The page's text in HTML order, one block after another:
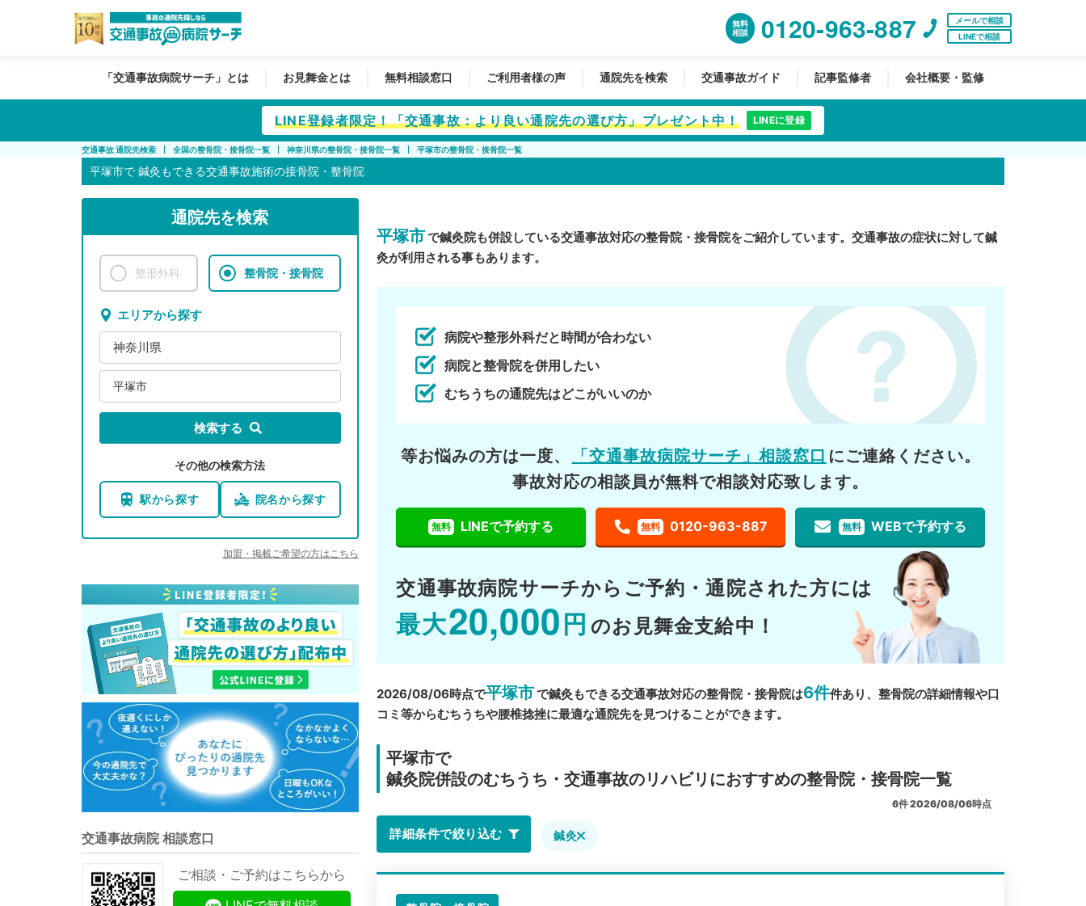
無料
相談
0120-963-887
メールで相談
LINEで相談
「交通事故病院サーチ」とは お見舞金とは 無料相談窓口 ご利用者様の声 通院先を検索 交通事故ガイド 記事監修者 会社概要・監修
LINE登録者限定！「交通事故：より良い通院先の選び方」プレゼント中！ LINEに登録
交通事故 通院先検索 全国の整骨院・接骨院一覧 神奈川県の整骨院・接骨院一覧 平塚市の整骨院・接骨院一覧
平塚市で 鍼灸もできる交通事故施術の接骨院・整骨院
通院先を検索
整形外科 整骨院・接骨院
エリアから探す
神奈川県
平塚市
検索する
その他の検索方法
駅から探す 院名から探す
加盟・掲載ご希望の方はこちら
交通事故病院 相談窓口
ご相談・ご予約はこちらから
平塚市で鍼灸院も併設している交通事故対応の整骨院・接骨院をご紹介しています。交通事故の症状に対して鍼
灸が利用される事もあります。
病院や整形外科だと時間が合わない
病院と整骨院を併用したい
むちうちの通院先はどこがいいのか
等お悩みの方は一度、 「交通事故病院サーチ」相談窓口 にご連絡ください。
事故対応の相談員が無料で相談対応致します。
無料 LINEで予約する 無料 0120-963-887 無料 WEBで予約する
交通事故病院サーチから ご予約・通院された方には
最大20,000 円 のお見舞金支給中！
2026/08/06時点で平塚市で鍼灸もできる交通事故対応の整骨院・接骨院は6件件あり、整骨院の詳細情報や口
コミ等からむちうちや腰椎捻挫に最適な通院先を見つけることができます。
平塚市で
鍼灸院併設のむちうち・交通事故のリハビリにおすすめの整骨院・接骨院一覧
6件2026/08/06時点
詳細条件で絞り込む 鍼灸